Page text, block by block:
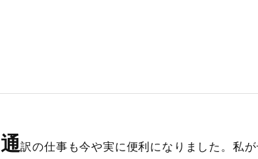
通訳の仕事も今や実に便利になりました。私